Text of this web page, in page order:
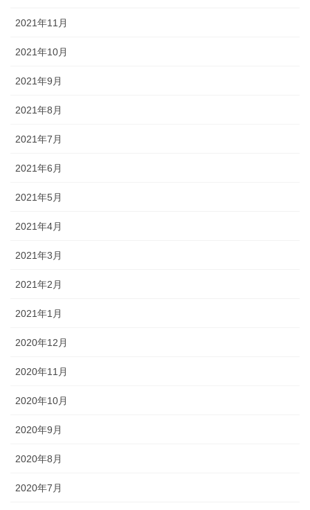
2021年11月
2021年10月
2021年9月
2021年8月
2021年7月
2021年6月
2021年5月
2021年4月
2021年3月
2021年2月
2021年1月
2020年12月
2020年11月
2020年10月
2020年9月
2020年8月
2020年7月